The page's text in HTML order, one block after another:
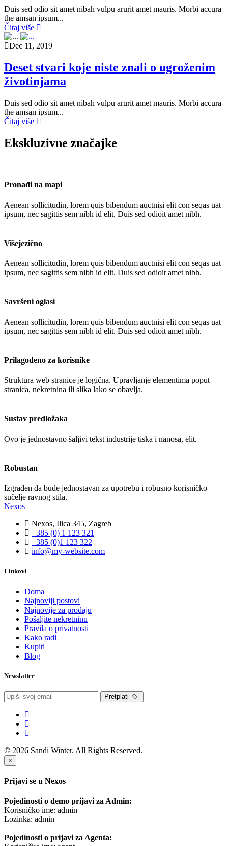
Duis sed odio sit amet nibah vulpu arurit amet mauris. Morbi accura
the amsan ipsum...
Čitaj više
Dec 11, 2019
Deset stvari koje niste znali o ugroženim
životinjama
Duis sed odio sit amet nibah vulpu arurit amet mauris. Morbi accura
the amsan ipsum...
Čitaj više
Ekskluzivne značajke
Pronađi na mapi
Aenean sollicitudin, lorem quis bibendum auctnisi elit con seqas uat
ipsum, nec sagittis sem nibh id elit. Duis sed odioit amet nibh.
Višejezično
Aenean sollicitudin, lorem quis bibendum auctnisi elit con seqas uat
ipsum, nec sagittis sem nibh id elit. Duis sed odioit amet nibh.
Savršeni oglasi
Aenean sollicitudin, lorem quis bibendum auctnisi elit con seqas uat
ipsum, nec sagittis sem nibh id elit. Duis sed odioit amet nibh.
Prilagođeno za korisnike
Struktura web stranice je logična. Upravljanje elementima poput
stranica, nekretnina ili slika lako se obavlja.
Sustav predložaka
Ovo je jednostavno šaljivi tekst industrije tiska i nanosa, elit.
Robustan
Izgrađen da bude jednostavan za upotrebu i robusno korisničko
sučelje ravnog stila.
Nexos
Nexos, Ilica 345, Zagreb
+385 (0) 1 123 321
+385 (0)1 123 322
info@my-website.com
Linkovi
Doma
Najnoviji postovi
Najnovije za prodaju
Pošaljite nekretninu
Pravila o privatnosti
Kako radi
Kupiti
Blog
Newslatter
Pretplati
© 2026 Sandi Winter. All Rights Reserved.
×
Prijavi se u Nexos
Pojedinosti o demo prijavi za Admin:
Korisničko ime: admin
Lozinka: admin
Pojedinosti o prijavi za Agenta: